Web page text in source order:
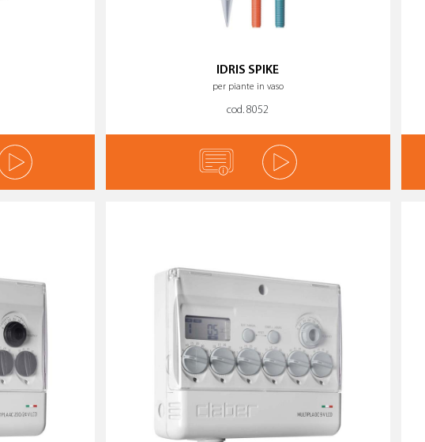
IDRIS SPIKE
per piante in vaso
cod. 8052